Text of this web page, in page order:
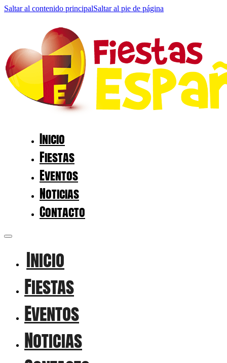
Saltar al contenido principalSaltar al pie de página
Inicio
Fiestas
Eventos
Noticias
Contacto
Inicio
Fiestas
Eventos
Noticias